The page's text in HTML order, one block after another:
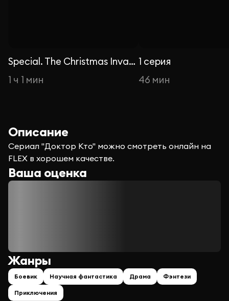
Special. The Christmas Invasion
1 ч 1 мин
1 серия
46 мин
Описание
Сериал "Доктор Кто" можно смотреть онлайн на
FLEX в хорошем качестве.
Ваша оценка
Жанры
Боевик Научная фантастика Драма Фэнтези
Приключения